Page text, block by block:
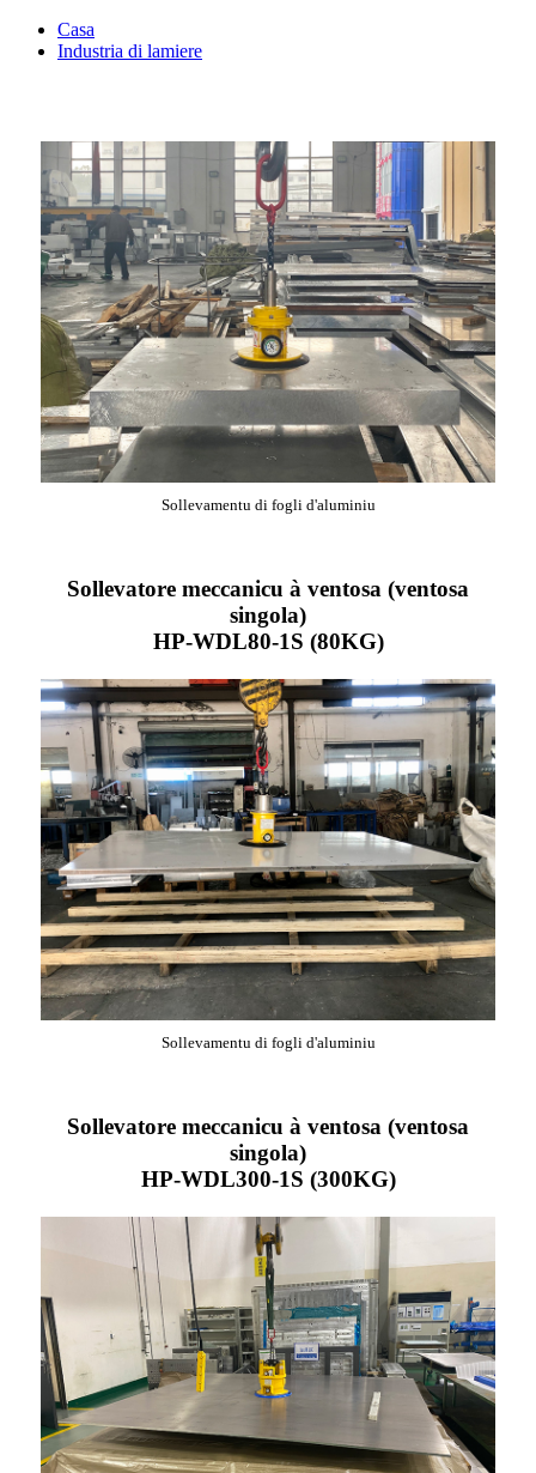
Casa
Industria di lamiere
Sollevamentu di fogli d'aluminiu
Sollevatore meccanicu à ventosa (ventosa
singola)
HP-WDL80-1S (80KG)
Sollevamentu di fogli d'aluminiu
Sollevatore meccanicu à ventosa (ventosa
singola)
HP-WDL300-1S (300KG)